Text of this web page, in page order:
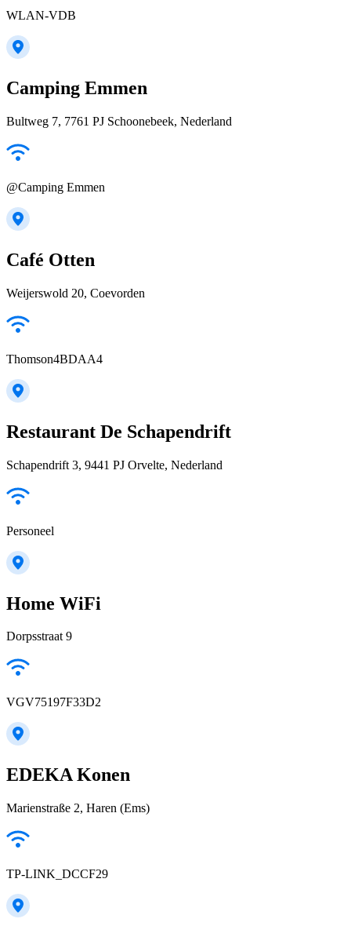
WLAN-VDB
Camping Emmen
Bultweg 7, 7761 PJ Schoonebeek, Nederland
@Camping Emmen
Café Otten
Weijerswold 20, Coevorden
Thomson4BDAA4
Restaurant De Schapendrift
Schapendrift 3, 9441 PJ Orvelte, Nederland
Personeel
Home WiFi
Dorpsstraat 9
VGV75197F33D2
EDEKA Konen
Marienstraße 2, Haren (Ems)
TP-LINK_DCCF29